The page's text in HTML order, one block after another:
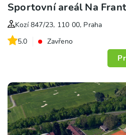
Sportovní areál Na
Kozí 847/23, 110 00, Praha
5.0
Zavřeno